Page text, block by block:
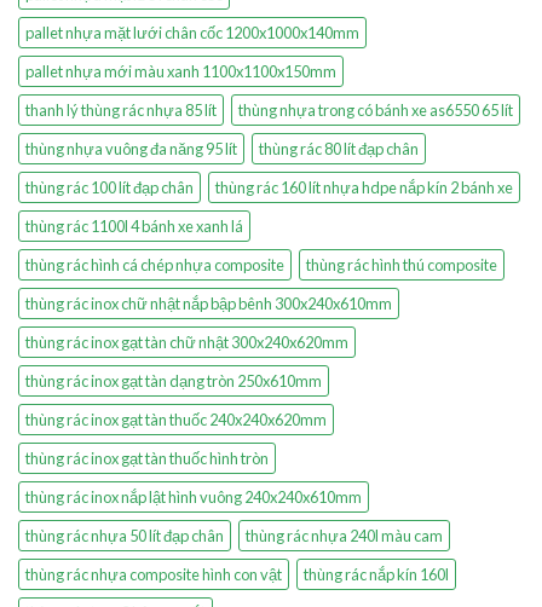
pallet nhựa mặt lưới chân cốc 1200x1000x140mm
pallet nhựa mới màu xanh 1100x1100x150mm
thanh lý thùng rác nhựa 85 lít
thùng nhựa trong có bánh xe as6550 65 lít
thùng nhựa vuông đa năng 95 lít
thùng rác 80 lít đạp chân
thùng rác 100 lít đạp chân
thùng rác 160 lít nhựa hdpe nắp kín 2 bánh xe
thùng rác 1100l 4 bánh xe xanh lá
thùng rác hình cá chép nhựa composite
thùng rác hình thú composite
thùng rác inox chữ nhật nắp bập bênh 300x240x610mm
thùng rác inox gạt tàn chữ nhật 300x240x620mm
thùng rác inox gạt tàn dạng tròn 250x610mm
thùng rác inox gạt tàn thuốc 240x240x620mm
thùng rác inox gạt tàn thuốc hình tròn
thùng rác inox nắp lật hình vuông 240x240x610mm
thùng rác nhựa 50 lít đạp chân
thùng rác nhựa 240l màu cam
thùng rác nhựa composite hình con vật
thùng rác nắp kín 160l